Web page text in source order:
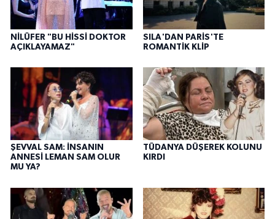
NİLÜFER "BU HİSSİ DOKTOR
AÇIKLAYAMAZ"
SILA'DAN PARİS'TE
ROMANTİK KLİP
ŞEVVAL SAM: İNSANIN
ANNESİ LEMAN SAM OLUR
MU YA?
TÜDANYA DÜŞEREK KOLUNU
KIRDI